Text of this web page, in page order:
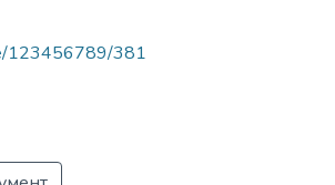
123456789/381